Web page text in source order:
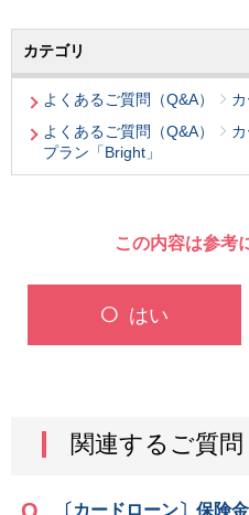
カテゴリ
よくあるご質問（Q&A）
よくあるご質問（Q&A）
プラン「Bright」
この内容は参考
はい
関連するご質問
〔カードローン〕保険